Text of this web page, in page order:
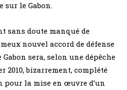
sur le Gabon.
sans doute manqué de
nouvel accord de défense
sera, selon une dépêche
2010, bizarrement, complété
pour la mise en œuvre d’un